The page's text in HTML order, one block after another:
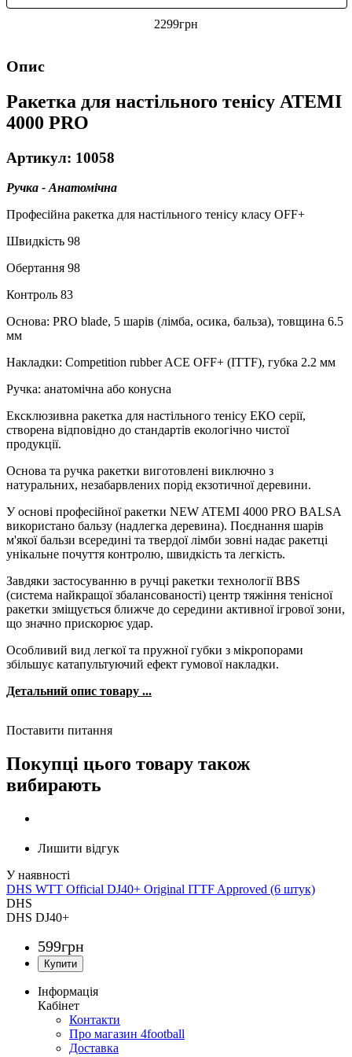
2299грн
Опис
Ракетка для настільного тенісу ATEMI
4000 PRO
Артикул: 10058
Ручка - Анатомічна
Професійна ракетка для настільного тенісу класу OFF+
Швидкість 98
Обертання 98
Контроль 83
Основа: PRO blade, 5 шарів (лімба, осика, бальза), товщина 6.5
мм
Накладки: Competition rubber ACE OFF+ (ITTF), губка 2.2 мм
Ручка: анатомічна або конусна
Ексклюзивна ракетка для настільного тенісу ЕКО серії,
створена відповідно до стандартів екологічно чистої
продукції.
Основа та ручка ракетки виготовлені виключно з
натуральних, незабарвлених порід екзотичної деревини.
У основі професійної ракетки NEW ATEMI 4000 PRO BALSA
використано бальзу (надлегка деревина). Поєднання шарів
м'якої бальзи всередині та твердої лімби зовні надає ракетці
унікальне почуття контролю, швидкість та легкість.
Завдяки застосуванню в ручці ракетки технології BBS
(система найкращої збалансованості) центр тяжіння тенісної
ракетки зміщується ближче до середини активної ігрової зони,
що значно прискорює удар.
Особливий вид легкої та пружної губки з мікропорами
збільшує катапультуючий ефект гумової накладки.
Детальний опис товару ...
Поставити питання
Покупці цього товару також
вибирають
Лишити відгук
DHS WTT Official DJ40+ Original ITTF Approved (6 штук)
DHS
DHS DJ40+
599грн
Інформація
Кабінет
Контакти
Про магазин 4football
Доставка